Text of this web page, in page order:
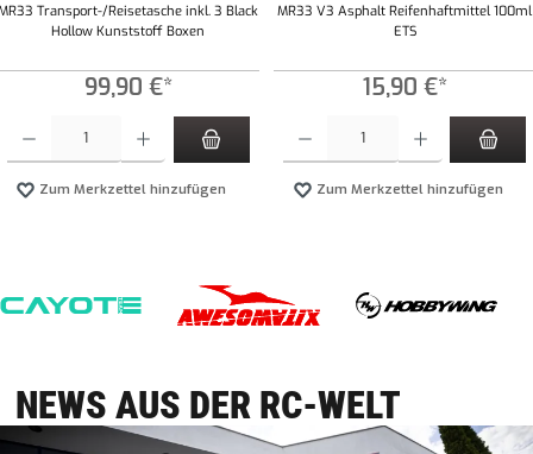
Transport-/Reisetasche inkl. 3 Black
Hollow Kunststoff Boxen
99,90 €*
Produkt Anzahl: Gib den gewünschten Wert ein oder benutze die Schaltflächen um die Anzahl
Zum Merkzettel hinzufügen
MR33 V3 Asphalt Reifenhaftmittel 100ml
ETS
15,90 €*
Produkt Anzahl: Gib den gewünschten
Zum Merkzettel hinzufügen
NEWS AUS DER RC-WELT